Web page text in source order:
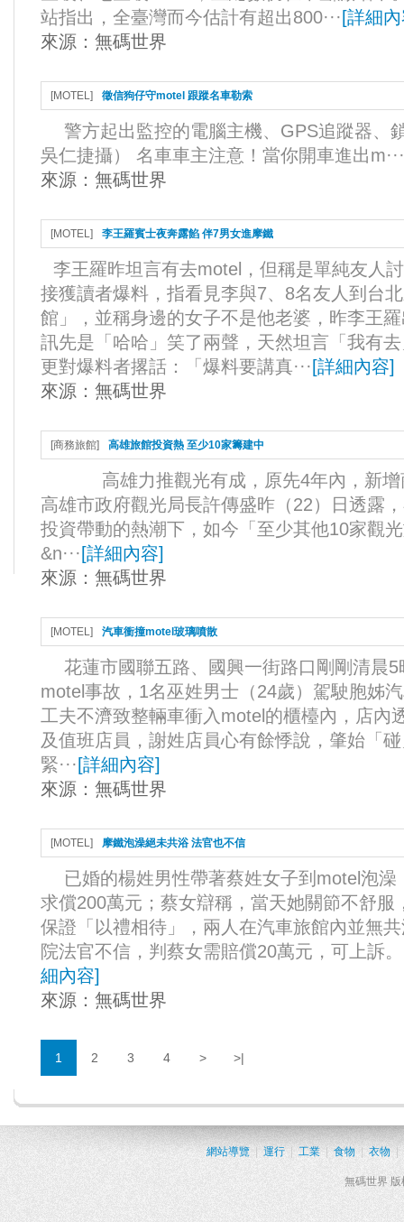
站指出，全臺灣而今估計有超出800··· [詳細
來源： 無碼世界
[MOTEL] 徵信狗仔守motel 跟蹤名車勒索
警方起出監控的電腦主機、GPS追蹤器、
吳仁捷攝） 名車車主注意！當你開車進出m···
來源： 無碼世界
[MOTEL] 李王羅賓士夜奔露餡 伴7男女進摩鐵
李王羅昨坦言有去motel，但稱是單純友人
接獲讀者爆料，指看見李與7、8名友人到台
館」，並稱身邊的女子不是他老婆，昨李王
訊先是「哈哈」笑了兩聲，天然坦言「我有
更對爆料者撂話：「爆料要講真··· [詳細內容]
來源： 無碼世界
[商務旅館] 高雄旅館投資熱 至少10家籌建中
高雄力推觀光有成，原先4年內，新增
高雄市政府觀光局長許傳盛昨（22）日透露
投資帶動的熱潮下，如今「至少其他10家觀
&n··· [詳細內容]
來源： 無碼世界
[MOTEL] 汽車衝撞motel玻璃噴散
花蓮市國聯五路、國興一街路口剛剛清晨
motel事故，1名巫姓男士（24歲）駕駛胞姊
工夫不濟致整輛車衝入motel的櫃檯內，店內
及值班店員，謝姓店員心有餘悸說，肇始「
緊··· [詳細內容]
來源： 無碼世界
[MOTEL] 摩鐵泡澡絕未共浴 法官也不信
已婚的楊姓男性帶著蔡姓女子到motel泡
求償200萬元；蔡女辯稱，當天她關節不舒服
保證「以禮相待」，兩人在汽車旅館內並無
院法官不信，判蔡女需賠償20萬元，可上訴
細內容]
來源： 無碼世界
1 2 3 4 > >|
網站導覽 運行 工業 | 食物 衣物 |
無碼世界